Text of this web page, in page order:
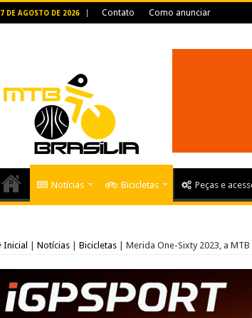
7 DE AGOSTO DE 2026 Contato Como anunciar
Notícias Bicicletas Peças e
Inicial Notícias Bicicletas Merida One-Sixty 2023, a